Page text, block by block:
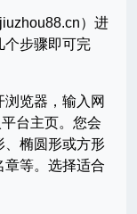
）进
个步骤即可完
浏览器，输入网
台主页。您会
、椭圆形或方形
章等。选择适合